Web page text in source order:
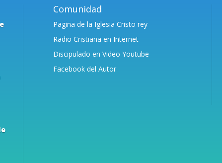
Comunidad
Pagina de la Iglesia Cristo rey
Radio Cristiana en Internet
Discipulado en Video Youtube
Facebook del Autor